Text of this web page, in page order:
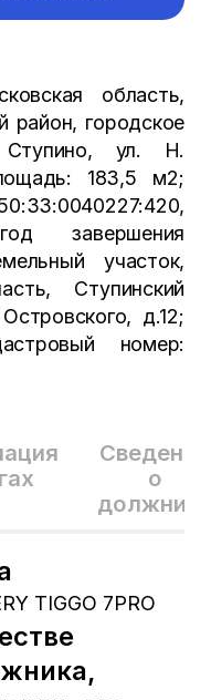
Сведения
о
TIGGO 7PRO
область,
район, городское
Ступино, ул. Н.
183,5 м2;
завершения
участок,
Ступинский
д.12;
номер: